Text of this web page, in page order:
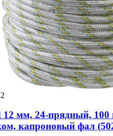
мм, 24-прядный, 100
капроновый фал